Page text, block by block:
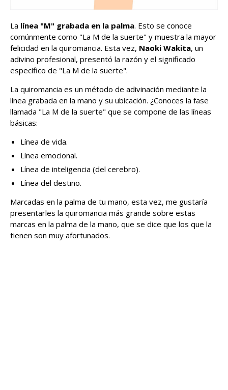
La línea "M" grabada en la palma. Esto se conoce
comúnmente como "La M de la suerte" y muestra la mayor
felicidad en la quiromancia. Esta vez, Naoki Wakita, un
adivino profesional, presentó la razón y el significado
específico de "La M de la suerte".
La quiromancia es un método de adivinación mediante la
línea grabada en la mano y su ubicación. ¿Conoces la fase
llamada "La M de la suerte" que se compone de las líneas
básicas:
Línea de vida.
Línea emocional.
Línea de inteligencia (del cerebro).
Línea del destino.
Marcadas en la palma de tu mano, esta vez, me gustaría
presentarles la quiromancia más grande sobre estas
marcas en la palma de la mano, que se dice que los que la
tienen son muy afortunados.